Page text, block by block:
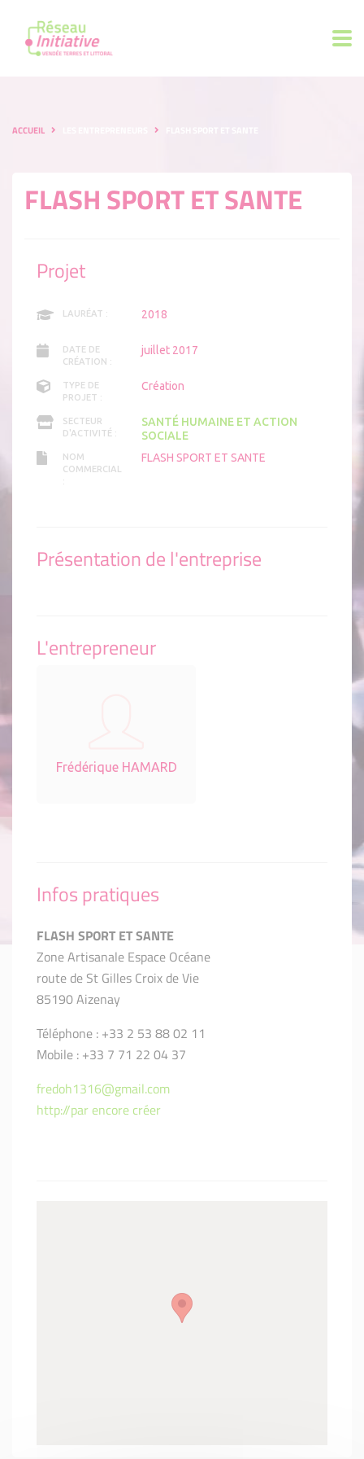
ACCUEIL
FLASH SPORT ET SANTE
Projet
LAURÉAT : 2018
DATE DE
CRÉATION :
juillet 2017
TYPE DE
PROJET :
Création
SECTEUR
D'ACTIVITÉ :
SANTÉ HUMAINE ET ACTION
SOCIALE
NOM
COMMERCIAL
:
FLASH SPORT ET SANTE
Présentation de l'entreprise
L'entrepreneur
Frédérique HAMARD
Infos pratiques
FLASH SPORT ET SANTE
Zone Artisanale Espace Océane
route de St Gilles Croix de Vie
85190 Aizenay
Téléphone : +33 2 53 88 02 11
Mobile : +33 7 71 22 04 37
fredoh1316@gmail.com
http://par encore créer